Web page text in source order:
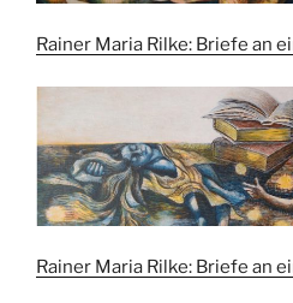
Rainer Maria Rilke: Briefe an
Rainer Maria Rilke: Briefe an